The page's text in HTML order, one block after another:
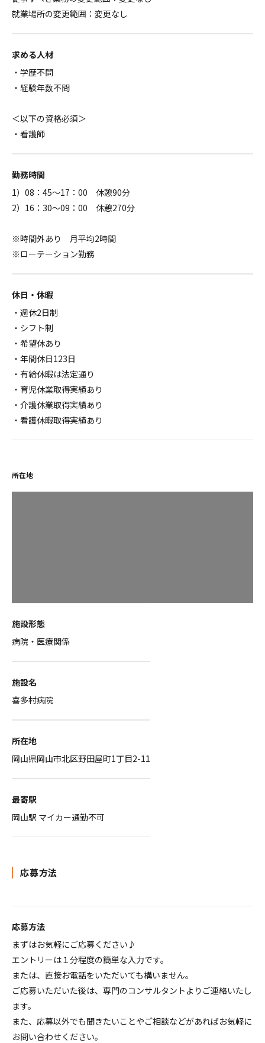
就業場所の変更範囲：変更なし
求める人材
・学歴不問
・経験年数不問
＜以下の資格必須＞
・看護師
勤務時間
1）08：45～17：00 休憩90分
2）16：30～09：00 休憩270分
※時間外あり 月平均2時間
※ローテーション勤務
休日・休暇
・週休2日制
・シフト制
・希望休あり
・年間休日123日
・有給休暇は法定通り
・育児休業取得実績あり
・介護休業取得実績あり
・看護休暇取得実績あり
所在地
施設形態
病院・医療関係
施設名
喜多村病院
所在地
岡山県岡山市北区野田屋町1丁目2-11
最寄駅
岡山駅 マイカー通勤不可
応募方法
応募方法
まずはお気軽にご応募ください♪
エントリーは１分程度の簡単な入力です。
または、直接お電話をいただいても構いません。
ご応募いただいた後は、専門のコンサルタントよりご連絡いたし
ます。
また、応募以外でも聞きたいことやご相談などがあればお気軽に
お問い合わせください。